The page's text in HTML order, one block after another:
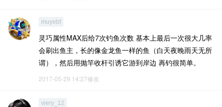
muyebf
灵巧属性MAX后给7次钓鱼次数 基本上最后一次很大几率
会刷出鱼主，长的像金龙鱼一样的鱼（白天夜晚雨天无所
谓），然后用抛竿收杆引诱它游到岸边 再钓很简单。
2017-05-29 14:27修改
viery_12